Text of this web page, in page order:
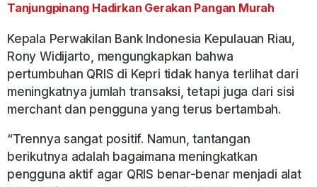
Tanjungpinang Hadirkan Gerakan Pangan Murah
Kepala Perwakilan Bank Indonesia Kepulauan Riau,
Rony Widijarto, mengungkapkan bahwa
pertumbuhan QRIS di Kepri tidak hanya terlihat dari
meningkatnya jumlah transaksi, tetapi juga dari sisi
merchant dan pengguna yang terus bertambah.
“Trennya sangat positif. Namun, tantangan
berikutnya adalah bagaimana meningkatkan
pengguna aktif agar QRIS benar-benar menjadi alat